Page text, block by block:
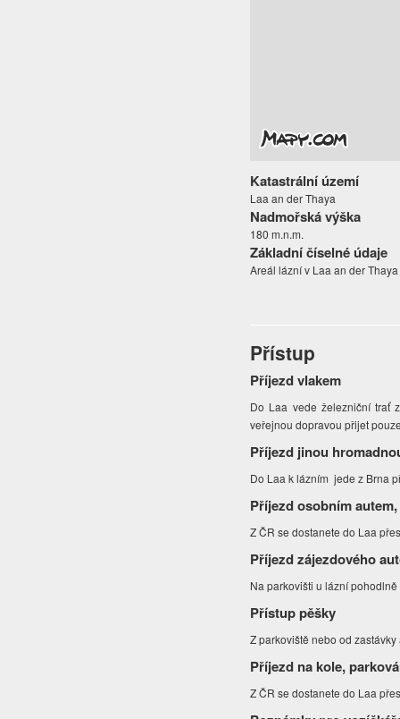
Katastrální území
Laa an der Thaya
Nadmořská výška
180 m.n.m.
Základní číselné údaje
Areál lázní v Laa an der
Přístup
Příjezd vlakem
Do Laa vede železniční trať
veřejnou dopravou přijet
Příjezd jinou
Do Laa k lázním jede z Brna
Příjezd osobním
Z ČR se dostanete do Laa
Příjezd zájezdového
Na parkovišti u lázní
Přístup pěšky
Z parkoviště nebo od
Příjezd na kole,
Z ČR se dostanete do Laa